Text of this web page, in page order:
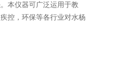
本仪器可广泛运用于教
控，环保等各行业对水杨